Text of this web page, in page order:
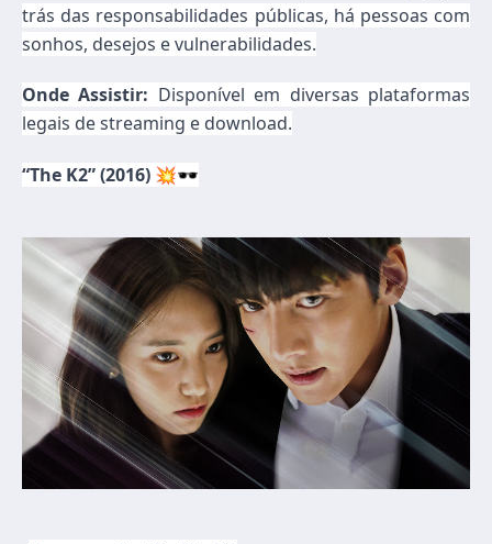
trás das responsabilidades públicas, há pessoas com
sonhos, desejos e vulnerabilidades.
Onde Assistir: Disponível em diversas plataformas
legais de streaming e download.
“The K2” (2016) 💥🕶️